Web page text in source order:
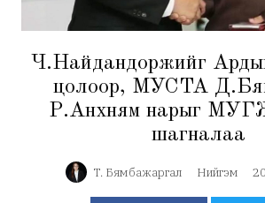
Ч.Найдандоржийг
цолоор, МУСТА
Р.Анхням нарыг
шагналаа
Т. Бямбажаргал Нийгэм